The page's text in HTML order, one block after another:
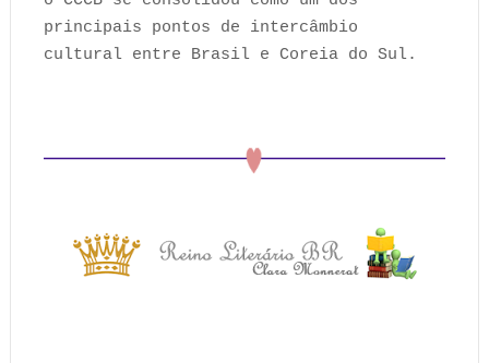
principais pontos de intercâmbio
cultural entre Brasil e Coreia do Sul.